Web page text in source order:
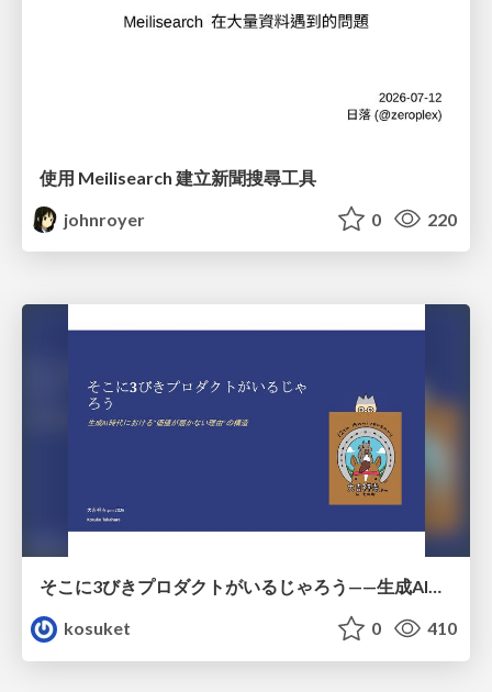
使用 Meilisearch 建立新聞搜尋工具
johnroyer
0 220
そこに3びきプロダクトがいるじゃろう——生成AI時代における“価値が届かない理由”の構造
kosuket
0 410